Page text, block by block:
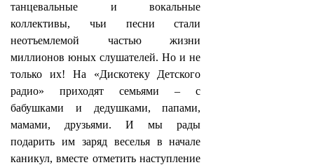
танцевальные и вокальные
коллективы, чьи песни стали
неотъемлемой частью жизни
миллионов юных слушателей. Но и не
только их! На «Дискотеку Детского
радио» приходят семьями – с
бабушками и дедушками, папами,
мамами, друзьями. И мы рады
подарить им заряд веселья в начале
каникул, вместе отметить наступление